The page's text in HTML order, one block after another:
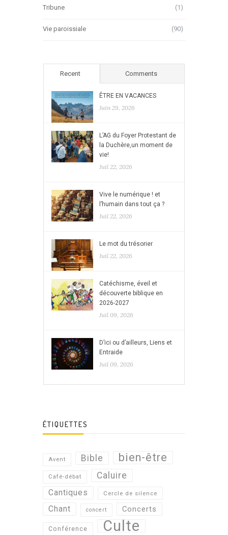
Tribune (1)
Vie paroissiale (90)
Recent Comments
ÊTRE EN VACANCES
Juin 29, 2026
L’AG du Foyer Protestant de
la Duchère,un moment de
vie!
Juil 22, 2026
Vive le numérique ! et
l’humain dans tout ça ?
Juil 22, 2026
Le mot du trésorier
Juil 22, 2026
Catéchisme, éveil et
découverte biblique en
2026-2027
Juil 09, 2026
D’ici ou d’ailleurs, Liens et
Entraide
Juil 09, 2026
ÉTIQUETTES
Avent Bible bien-être
Café-débat Caluire
Cantiques Cercle de silence
Chant concert Concerts
Conférence Culte